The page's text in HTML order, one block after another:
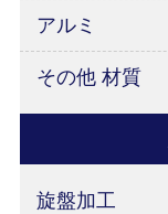
アルミ
その他 材質
旋盤加工